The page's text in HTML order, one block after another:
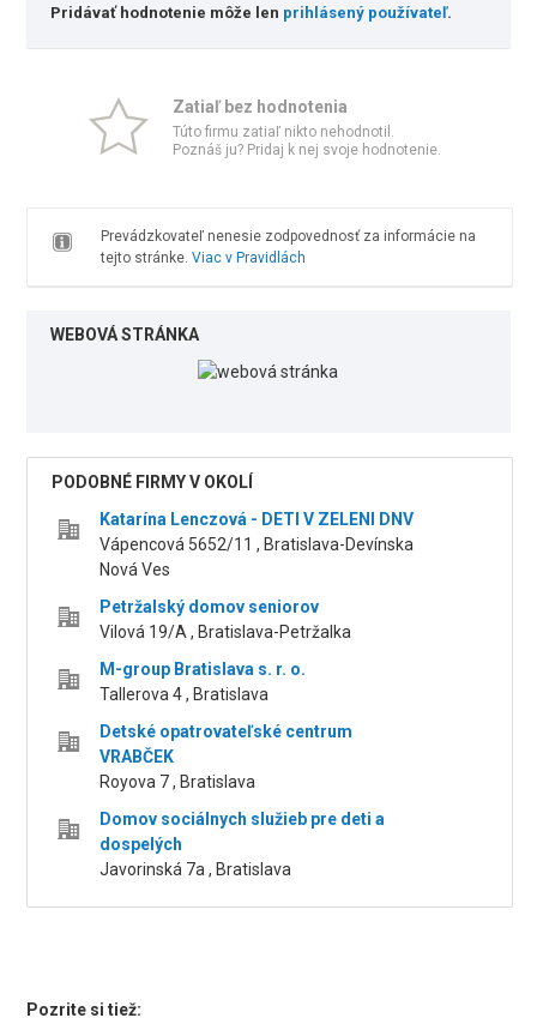
Pridávať hodnotenie môže len prihlásený používateľ.
Zatiaľ bez hodnotenia
Túto firmu zatiaľ nikto nehodnotil.
Poznáš ju? Pridaj k nej svoje hodnotenie.
Prevádzkovateľ nenesie zodpovednosť za informácie na
tejto stránke. Viac v Pravidlách
WEBOVÁ STRÁNKA
PODOBNÉ FIRMY V OKOLÍ
Katarína Lenczová - DETI V ZELENI DNV
Vápencová 5652/11 , Bratislava-Devínska
Nová Ves
Petržalský domov seniorov
Vilová 19/A , Bratislava-Petržalka
M-group Bratislava s. r. o.
Tallerova 4 , Bratislava
Detské opatrovateľské centrum
VRABČEK
Royova 7 , Bratislava
Domov sociálnych služieb pre deti a
dospelých
Javorinská 7a , Bratislava
Pozrite si tiež: